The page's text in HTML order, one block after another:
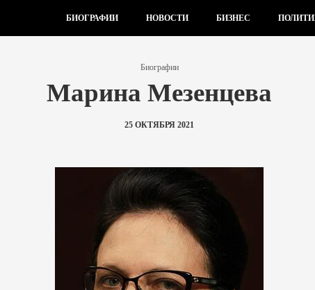
БИОГРАФИИ НОВОСТИ БИЗНЕС
Биографии
Марина Мезенцева
25 ОКТЯБРЯ 2021